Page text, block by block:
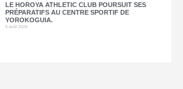
LE HOROYA ATHLETIC CLUB POURSUIT SES
PRÉPARATIFS AU CENTRE SPORTIF DE
YOROKOGUIA.
6 août 2026